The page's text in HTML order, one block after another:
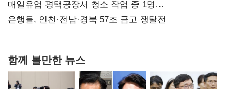
매일유업 평택공장서 청소 작업 중 1명
사망…"안전관리체계 재점검"
은행들, 인천·전남·경북 57조 금고 쟁탈전
함께 볼만한 뉴스